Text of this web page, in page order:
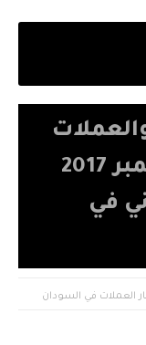
اليوم الثلاثاء 19 ديسمبر 2017
في
العملات في السودان